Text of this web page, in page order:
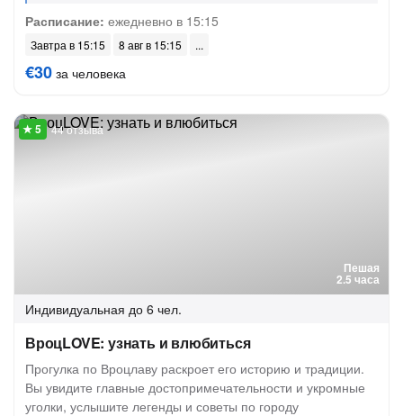
Расписание: ежедневно в 15:15
Завтра в 15:15 8 авг в 15:15
€30 за человека
Пешая
2.5 часа
44 отзыва
Индивидуальная до 6 чел.
ВроцLOVE: узнать и влюбиться
Прогулка по Вроцлаву раскроет его историю и традиции.
Вы увидите главные достопримечательности и укромные
уголки, услышите легенды и советы по городу